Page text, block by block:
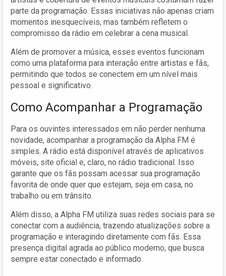
parte da programação. Essas iniciativas não apenas criam
momentos inesquecíveis, mas também refletem o
compromisso da rádio em celebrar a cena musical.
Além de promover a música, esses eventos funcionam
como uma plataforma para interação entre artistas e fãs,
permitindo que todos se conectem em um nível mais
pessoal e significativo.
Como Acompanhar a Programação
Para os ouvintes interessados em não perder nenhuma
novidade, acompanhar a programação da Alpha FM é
simples. A rádio está disponível através de aplicativos
móveis, site oficial e, claro, no rádio tradicional. Isso
garante que os fãs possam acessar sua programação
favorita de onde quer que estejam, seja em casa, no
trabalho ou em trânsito.
Além disso, a Alpha FM utiliza suas redes sociais para se
conectar com a audiência, trazendo atualizações sobre a
programação e interagindo diretamente com fãs. Essa
presença digital agrada ao público moderno, que busca
sempre estar conectado e informado.